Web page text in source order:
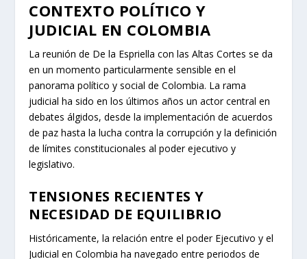
CONTEXTO POLÍTICO Y
JUDICIAL EN COLOMBIA
La reunión de De la Espriella con las Altas Cortes se da
en un momento particularmente sensible en el
panorama político y social de Colombia. La rama
judicial ha sido en los últimos años un actor central en
debates álgidos, desde la implementación de acuerdos
de paz hasta la lucha contra la corrupción y la definición
de límites constitucionales al poder ejecutivo y
legislativo.
TENSIONES RECIENTES Y
NECESIDAD DE EQUILIBRIO
Históricamente, la relación entre el poder Ejecutivo y el
Judicial en Colombia ha navegado entre periodos de